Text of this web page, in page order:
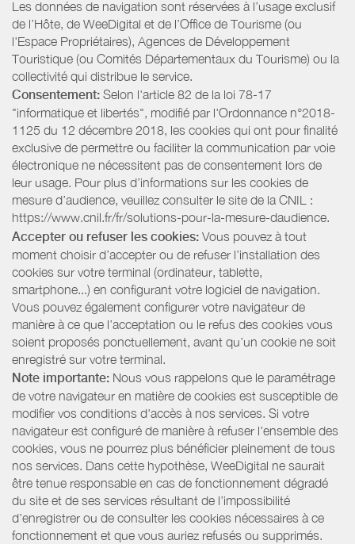
Les données de navigation sont réservées à l’usage exclusif
de l’Hôte, de WeeDigital et de l’Office de Tourisme (ou
l'Espace Propriétaires), Agences de Développement
Touristique (ou Comités Départementaux du Tourisme) ou la
collectivité qui distribue le service.
Consentement: Selon l'article 82 de la loi 78-17
"informatique et libertés", modifié par l'Ordonnance n°2018-
1125 du 12 décembre 2018, les cookies qui ont pour finalité
exclusive de permettre ou faciliter la communication par voie
électronique ne nécessitent pas de consentement lors de
leur usage. Pour plus d’informations sur les cookies de
mesure d’audience, veuillez consulter le site de la CNIL :
https://www.cnil.fr/fr/solutions-pour-la-mesure-daudience.
Accepter ou refuser les cookies: Vous pouvez à tout
moment choisir d’accepter ou de refuser l’installation des
cookies sur votre terminal (ordinateur, tablette,
smartphone...) en configurant votre logiciel de navigation.
Vous pouvez également configurer votre navigateur de
manière à ce que l’acceptation ou le refus des cookies vous
soient proposés ponctuellement, avant qu’un cookie ne soit
enregistré sur votre terminal.
Note importante: Nous vous rappelons que le paramétrage
de votre navigateur en matière de cookies est susceptible de
modifier vos conditions d'accès à nos services. Si votre
navigateur est configuré de manière à refuser l'ensemble des
cookies, vous ne pourrez plus bénéficier pleinement de tous
nos services. Dans cette hypothèse, WeeDigital ne saurait
être tenue responsable en cas de fonctionnement dégradé
du site et de ses services résultant de l’impossibilité
d’enregistrer ou de consulter les cookies nécessaires à ce
fonctionnement et que vous auriez refusés ou supprimés.